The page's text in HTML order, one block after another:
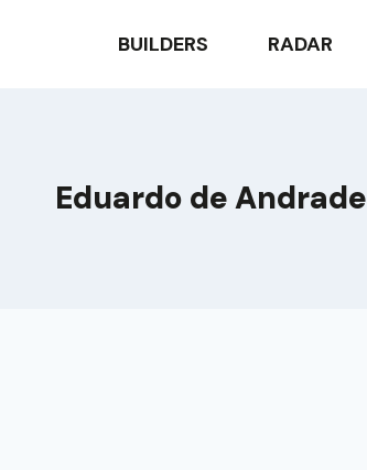
BUILDERS RADAR
Eduardo de Andrade